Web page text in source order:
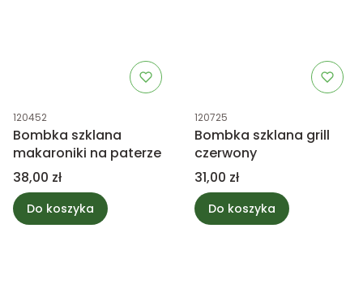
Kod produktu
120452
Bombka szklana
makaroniki na paterze
Cena
38,00 zł
Do koszyka
Kod produktu
120725
Bombka szklana grill
czerwony
Cena
31,00 zł
Do koszyka